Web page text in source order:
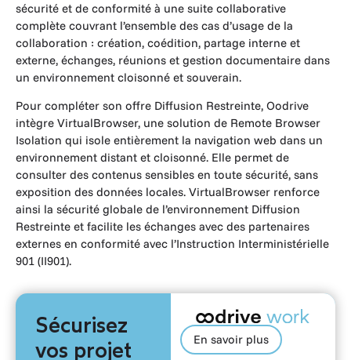
sécurité et de conformité à une suite collaborative
complète couvrant l’ensemble des cas d’usage de la
collaboration : création, coédition, partage interne et
externe, échanges, réunions et gestion documentaire dans
un environnement cloisonné et souverain.
Pour compléter son offre Diffusion Restreinte, Oodrive
intègre VirtualBrowser, une solution de Remote Browser
Isolation qui isole entièrement la navigation web dans un
environnement distant et cloisonné. Elle permet de
consulter des contenus sensibles en toute sécurité, sans
exposition des données locales. VirtualBrowser renforce
ainsi la sécurité globale de l’environnement Diffusion
Restreinte et facilite les échanges avec des partenaires
externes en conformité avec l’Instruction Interministérielle
901 (II901).
Sécurisez
vos projet
En savoir plus